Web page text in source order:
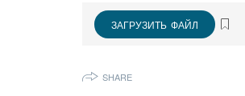
ЗАГРУЗИТЬ ФАЙЛ
SHARE